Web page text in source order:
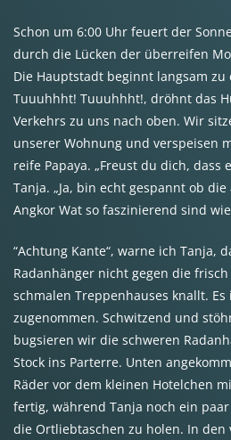
Schon um 6:00 Uhr feuert der
durch die Lücken der überreifen
Die Hauptstadt beginnt langsam
Tuuuhhht! Tuuuhhht!, dröhnt das
Verkehrs zu uns nach oben. Wir
unserer Wohnung und verspeisen
reife Papaya. „Freust du dich, dass
Tanja. „Ja, bin echt gespannt ob
Angkor Wat so faszinierend sind
“Achtung Kante“, warne ich Tanja,
Radanhänger nicht gegen die
schmalen Treppenhauses knallt.
zugenommen. Schwitzend und
bugsieren wir die schweren
Stock ins Parterre. Unten
Räder vor dem kleinen Hotelchen
fertig, während Tanja noch ein
die Ortliebtaschen zu holen. In den